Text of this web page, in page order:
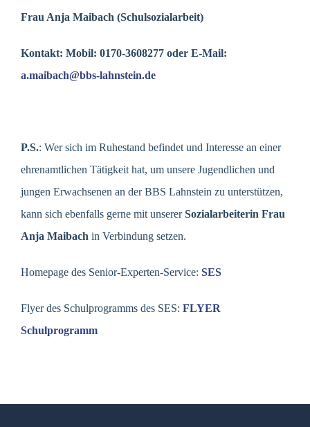
Frau Anja Maibach (Schulsozialarbeit)
Kontakt: Mobil: 0170-3608277 oder E-Mail:
a.maibach@bbs-lahnstein.de
P.S.: Wer sich im Ruhestand befindet und Interesse an einer
ehrenamtlichen Tätigkeit hat, um unsere Jugendlichen und
jungen Erwachsenen an der BBS Lahnstein zu unterstützen,
kann sich ebenfalls gerne mit unsererSozialarbeiterin Frau
Anja Maibach in Verbindung setzen.
Homepage des Senior-Experten-Service: SES
Flyer des Schulprogramms des SES: FLYER
Schulprogramm